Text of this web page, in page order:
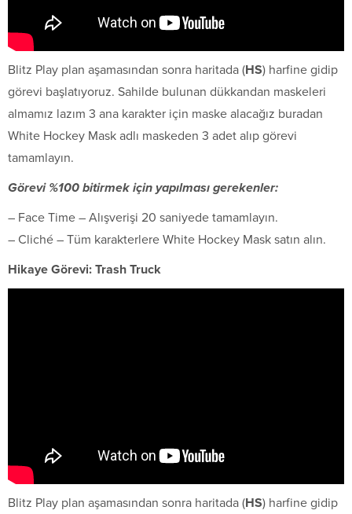
Blitz Play plan aşamasından sonra haritada (HS) harfine gidip
görevi başlatıyoruz. Sahilde bulunan dükkandan maskeleri
almamız lazım 3 ana karakter için maske alacağız buradan
White Hockey Mask adlı maskeden 3 adet alıp görevi
tamamlayın.
Görevi %100 bitirmek için yapılması gerekenler:
– Face Time – Alışverişi 20 saniyede tamamlayın.
– Cliché – Tüm karakterlere White Hockey Mask satın alın.
Hikaye Görevi: Trash Truck
Blitz Play plan aşamasından sonra haritada (HS) harfine gidip